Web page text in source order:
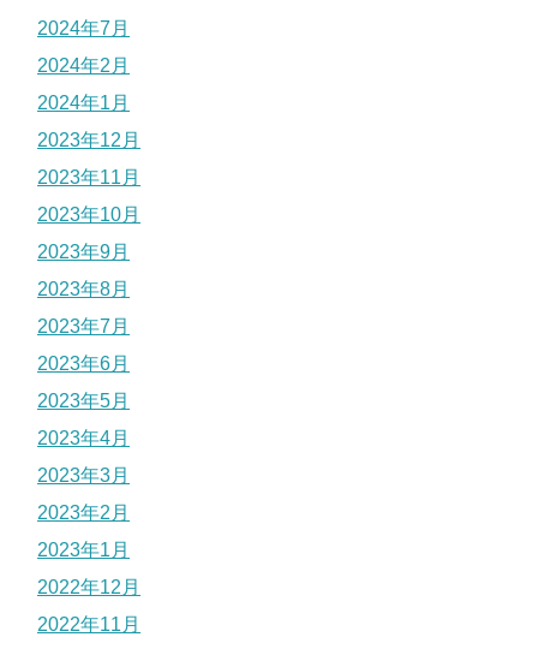
2024年7月
2024年2月
2024年1月
2023年12月
2023年11月
2023年10月
2023年9月
2023年8月
2023年7月
2023年6月
2023年5月
2023年4月
2023年3月
2023年2月
2023年1月
2022年12月
2022年11月